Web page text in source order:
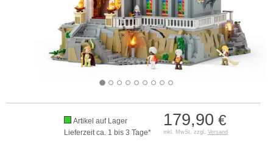
179,90 €
inkl. MwSt. zzgl. Versand
Artikel auf Lager
Lieferzeit ca. 1 bis 3 Tage*